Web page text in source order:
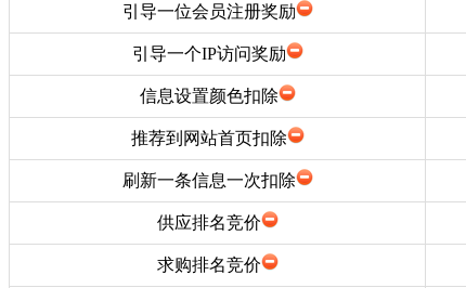
引导一位会员注册奖励
引导一个IP访问奖励
信息设置颜色扣除
推荐到网站首页扣除
刷新一条信息一次扣除
供应排名竞价
求购排名竞价